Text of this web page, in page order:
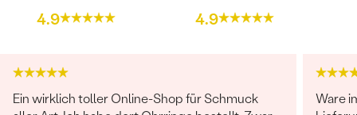
ANSEHEN
4.9 4.9
Ein wirklich toller Online-Shop für Schmuck
Ware